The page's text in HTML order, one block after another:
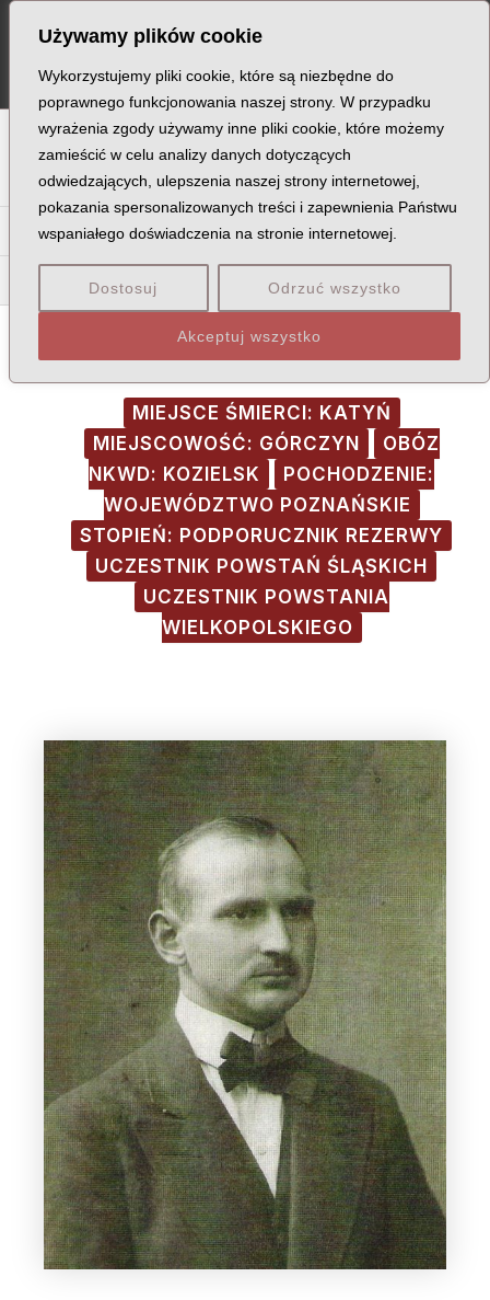
Używamy plików cookie
Wykorzystujemy pliki cookie, które są niezbędne do
poprawnego funkcjonowania naszej strony. W przypadku
wyrażenia zgody używamy inne pliki cookie, które możemy
zamieścić w celu analizy danych dotyczących
odwiedzających, ulepszenia naszej strony internetowej,
pokazania spersonalizowanych treści i zapewnienia Państwu
wspaniałego doświadczenia na stronie internetowej.
Dostosuj Odrzuć wszystko
Akceptuj wszystko
content
B C D E F G H I J K L Ł M
O P Q R S T U V W X Z
Fa Fe Fi Fl Fo Fr Fu
Fro Fry
MIEJSCE ŚMIERCI: KATYŃ
MIEJSCOWOŚĆ: GÓRCZYN
OBÓZ
NKWD: KOZIELSK
POCHODZENIE:
WOJEWÓDZTWO POZNAŃSKIE
STOPIEŃ: PODPORUCZNIK REZERWY
UCZESTNIK POWSTAŃ ŚLĄSKICH
UCZESTNIK POWSTANIA
WIELKOPOLSKIEGO
navigation